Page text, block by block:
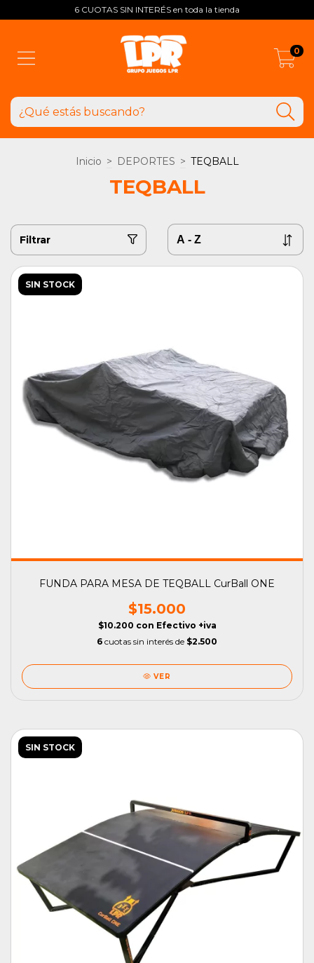
6 CUOTAS SIN INTERÉS en toda la tienda
0
Inicio > DEPORTES > TEQBALL
TEQBALL
Filtrar
SIN STOCK
FUNDA PARA MESA DE TEQBALL CurBall ONE
$15.000
$10.200 con Efectivo +iva
6 cuotas sin interés de $2.500
VER
SIN STOCK